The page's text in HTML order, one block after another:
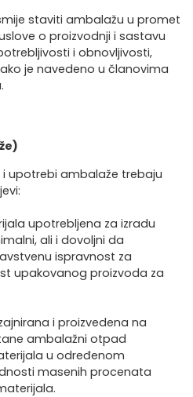
staviti ambalažu u promet
o proizvodnji i sastavu
i obnovljivosti,
je navedeno u članovima
i upotrebi ambalaže trebaju
upotrebljena za izradu
ali i dovoljni da
ispravnost za
upakovanog proizvoda za
i proizvedena na
ambalažni otpad
u određenom
masenih procenata